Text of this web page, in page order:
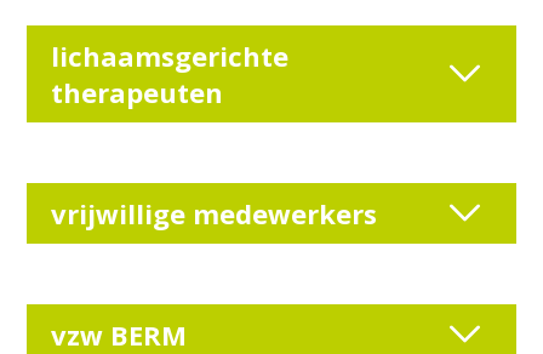
lichaamsgerichte
therapeuten
vrijwillige medewerkers
vzw BERM